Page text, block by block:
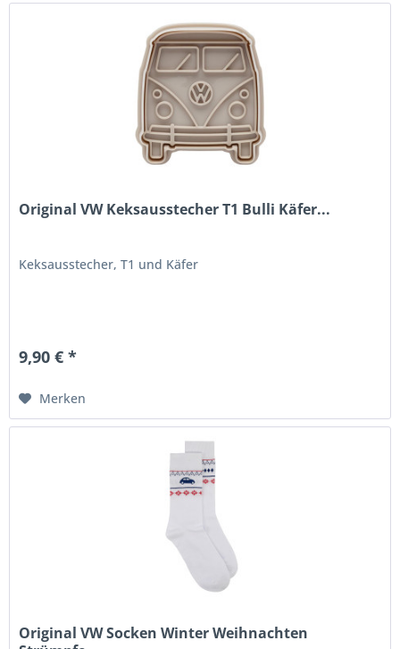
Original VW Keksausstecher T1 Bulli Käfer...
Keksausstecher, T1 und Käfer
9,90 € *
Merken
Original VW Socken Winter Weihnachten